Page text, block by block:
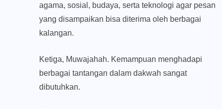
agama, sosial, budaya, serta teknologi agar pesan
yang disampaikan bisa diterima oleh berbagai
kalangan.
Ketiga, Muwajahah. Kemampuan menghadapi
berbagai tantangan dalam dakwah sangat
dibutuhkan.